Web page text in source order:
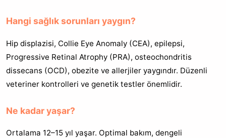
Hangi sağlık sorunları yaygın?
Hip displazisi, Collie Eye Anomaly (CEA), epilepsi,
Progressive Retinal Atrophy (PRA), osteochondritis
dissecans (OCD), obezite ve allerjiler yaygındır. Düzenli
veteriner kontrolleri ve genetik testler önemlidir.
Ne kadar yaşar?
Ortalama 12–15 yıl yaşar. Optimal bakım, dengeli